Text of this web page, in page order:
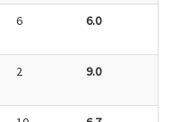
6 6.0
2 9.0